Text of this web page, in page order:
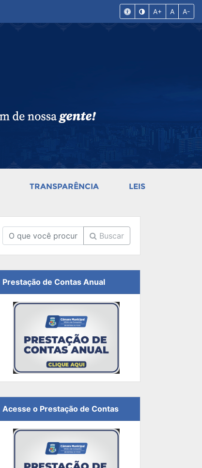
A+ A A-
TRANSPARÊNCIA
LEIS
Buscar
Prestação de Contas Anual
Acesse o Prestação de Contas